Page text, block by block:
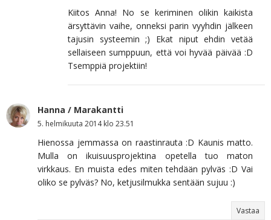
Kiitos Anna! No se keriminen olikin kaikista
ärsyttävin vaihe, onneksi parin vyyhdin jälkeen
tajusin systeemin ;) Ekat niput ehdin vetää
sellaiseen sumppuun, että voi hyvää päivää :D
Tsemppiä projektiin!
Hanna / Marakantti
5. helmikuuta 2014 klo 23.51
Hienossa jemmassa on raastinrauta :D Kaunis matto.
Mulla on ikuisuusprojektina opetella tuo maton
virkkaus. En muista edes miten tehdään pylväs :D Vai
oliko se pylväs? No, ketjusilmukka sentään sujuu :)
Vastaa